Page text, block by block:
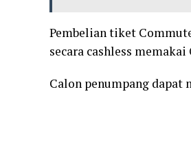
Pembelian tiket
secara cashless
Calon penumpang dapat